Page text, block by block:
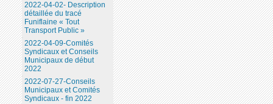
2022-04-02- Description
détaillée du tracé
Funiflaine « Tout
Transport Public »
2022-04-09-Comités
Syndicaux et Conseils
Municipaux de début
2022
2022-07-27-Conseils
Municipaux et Comités
Syndicaux - fin 2022